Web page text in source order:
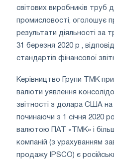
світових виробників труб
промисловості, оголошує
результати діяльності за
31 березня 2020 р ,
стандартів фінансової
Керівництво Групи ТМК
валюти уявлення
звітності з долара США на
починаючи з 1 січня 2020
валютою ПАТ «ТМК» і
компаній (з урахуванням
продажу IPSCO) є